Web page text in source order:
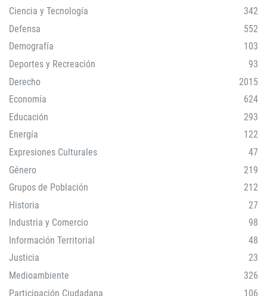
Ciencia y Tecnología
342
Defensa
552
Demografía
103
Deportes y Recreación
93
Derecho
2015
Economía
624
Educación
293
Energía
122
Expresiones Culturales
47
Género
219
Grupos de Población
212
Historia
27
Industria y Comercio
98
Información Territorial
48
Justicia
23
Medioambiente
326
Participación Ciudadana
106